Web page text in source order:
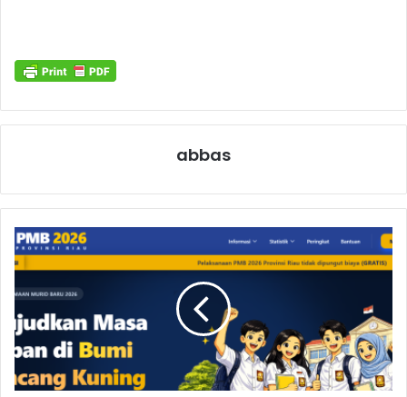
abbas